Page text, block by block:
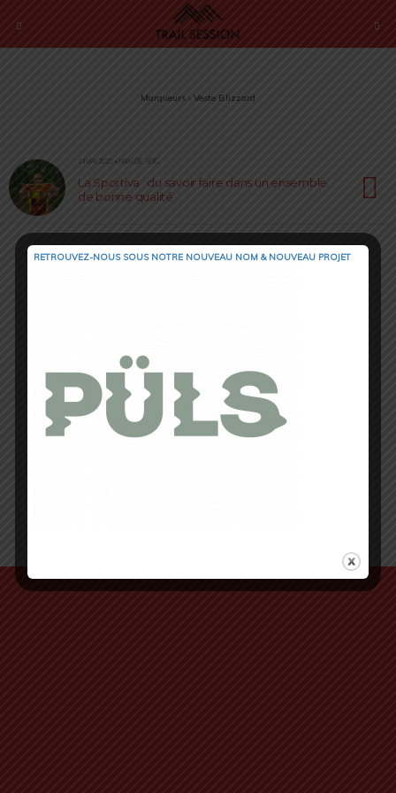
Marqueurs › Veste Blizzard
14 MAI 2020 • PAR LOÏC ROIG
La Sportiva : du savoir faire dans un ensemble
de bonne qualité
RETROUVEZ-NOUS SOUS NOTRE NOUVEAU NOM & NOUVEAU PROJET